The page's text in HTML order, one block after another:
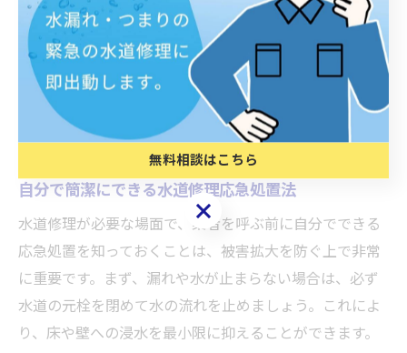
自分でできる水道修理の応急対策と手
自分で簡潔にできる水道修理応急処置法
水道修理が必要な場面で、業者を呼ぶ前に自分でできる
応急処置を知っておくことは、被害拡大を防ぐ上で非常
に重要です。まず、漏れや水が止まらない場合は、必ず
水道の元栓を閉めて水の流れを止めましょう。これによ
り、床や壁への浸水を最小限に抑えることができます。
無料相談はこちら
無料相談はこちら